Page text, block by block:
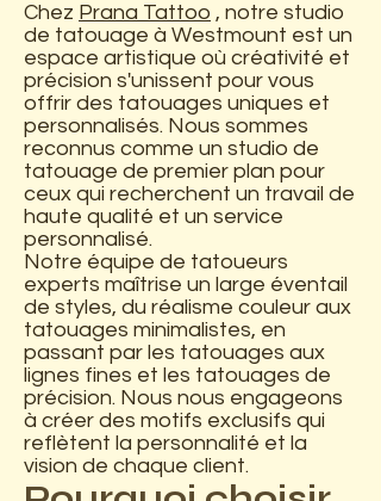
Chez Prana Tattoo , notre studio
de tatouage à Westmount est un
espace artistique où créativité et
précision s'unissent pour vous
offrir des tatouages uniques et
personnalisés. Nous sommes
reconnus comme un studio de
tatouage de premier plan pour
ceux qui recherchent un travail de
haute qualité et un service
personnalisé.
Notre équipe de tatoueurs
experts maîtrise un large éventail
de styles, du réalisme couleur aux
tatouages minimalistes, en
passant par les tatouages aux
lignes fines et les tatouages de
précision. Nous nous engageons
à créer des motifs exclusifs qui
reflètent la personnalité et la
vision de chaque client.